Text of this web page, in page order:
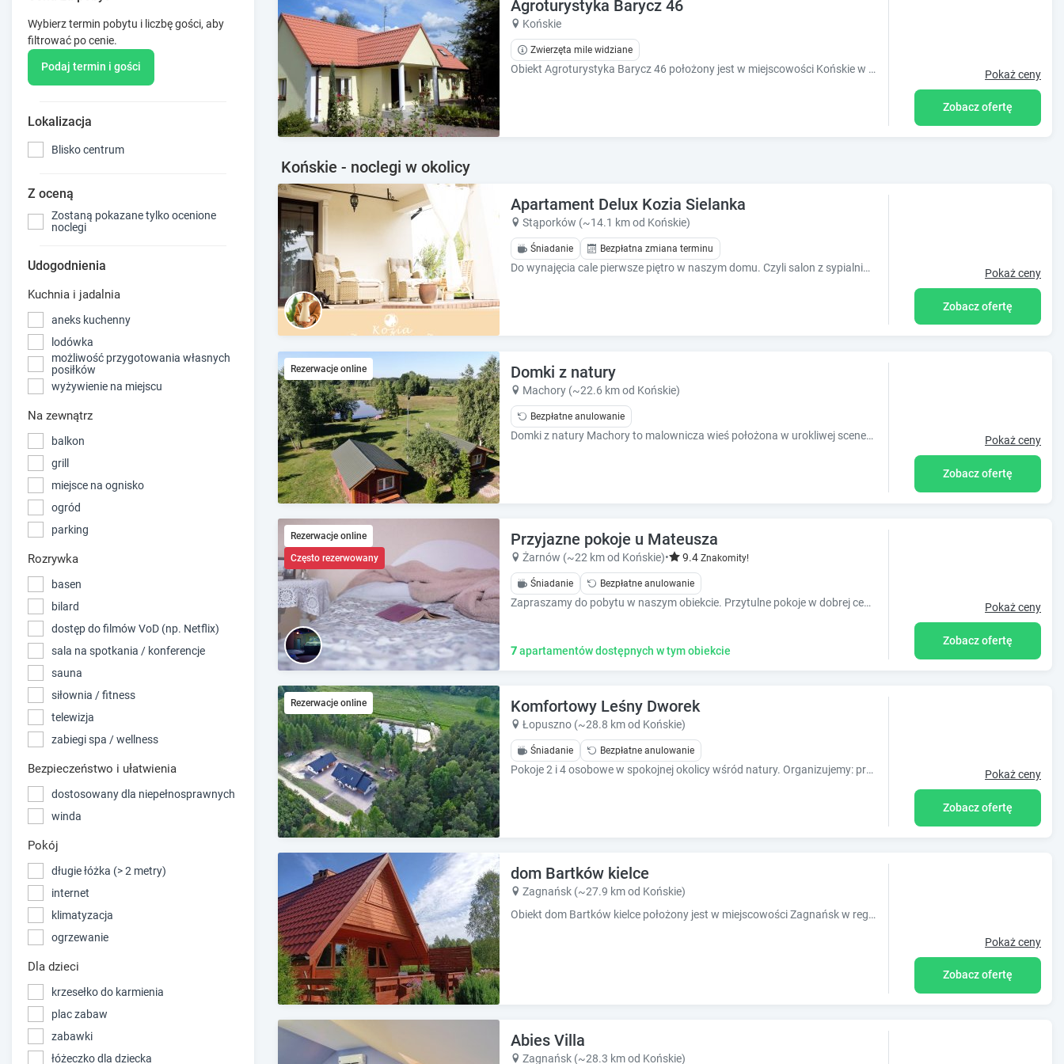
c
a
l
e
d
a
r
n
d
s
t
a
d
a
t
.
P
r
e
s
s
t
h
e
u
e
s
t
i
o
n
a
r
k
k
e
y
t
o
g
e
t
t
h
e
k
e
y
b
o
s
l
e
s
e
e
c
e
P
r
e
q
s
t
n
e
y
h
e
k
d
s
Wybierz termin pobytu i liczbę gości, aby
filtrować po cenie.
Podaj termin i gości
Lokalizacja
Blisko centrum
Z oceną
Zostaną pokazane tylko ocenione
noclegi
Udogodnienia
Kuchnia i jadalnia
aneks kuchenny
lodówka
możliwość przygotowania własnych
posiłków
wyżywienie na miejscu
Na zewnątrz
balkon
grill
miejsce na ognisko
ogród
parking
Rozrywka
basen
bilard
dostęp do filmów VoD (np. Netflix)
sala na spotkania / konferencje
sauna
siłownia / fitness
telewizja
zabiegi spa / wellness
Bezpieczeństwo i ułatwienia
dostosowany dla niepełnosprawnych
winda
Pokój
długie łóżka (> 2 metry)
internet
klimatyzacja
ogrzewanie
Dla dzieci
krzesełko do karmienia
plac zabaw
zabawki
łóżeczko dla dziecka
Agroturystyka Barycz 46
Końskie
Zwierzęta mile widziane
Obiekt Agroturystyka Barycz 46 położony jest w miejscowości Końskie w regionie świętokrzyskie i oferuje bezpłatne Wi-Fi, plac zabaw, ogród ora Pokaż ceny
Zobacz ofertę
Końskie - noclegi w okolicy
Apartament Delux Kozia Sielanka
Stąporków (~14.1 km od Końskie)
Śniadanie Bezpłatna zmiana terminu
Do wynajęcia cale pierwsze piętro w naszym domu. Czyli salon z sypialnią + dwa tarasy z pięknymi widokami. Pokaż ceny
Zobacz ofertę
Rezerwacje online Domki z natury
Machory (~22.6 km od Końskie)
Bezpłatne anulowanie
Domki z natury Machory to malownicza wieś położona w urokliwej scenerii województwa świętokrzyskiego, Pokaż ceny
Zobacz ofertę
Rezerwacje online
Często rezerwowany
Przyjazne pokoje u Mateusza
Żarnów (~22 km od Końskie)• 9.4 Znakomity!
Śniadanie Bezpłatne anulowanie
Zapraszamy do pobytu w naszym obiekcie. Przytulne pokoje w dobrej cenie.
7apartamentów dostępnych w tym obiekcie
Pokaż ceny
Zobacz ofertę
Rezerwacje online Komfortowy Leśny Dworek
Łopuszno (~28.8 km od Końskie)
Śniadanie Bezpłatne anulowanie
Pokoje 2 i 4 osobowe w spokojnej okolicy wśród natury. Organizujemy: przyjęcia okolicznościowe, kuligi, biesiady świętokrzyskie. Pokaż ceny
Zobacz ofertę
dom Bartków kielce
Zagnańsk (~27.9 km od Końskie)
Obiekt dom Bartków kielce położony jest w miejscowości Zagnańsk w regionie świętokrzyskie i oferuje bezpłatne Wi-Fi, plac zabaw, ogród oraz b
Pokaż ceny
Zobacz ofertę
Abies Villa
Zagnańsk (~28.3 km od Końskie)